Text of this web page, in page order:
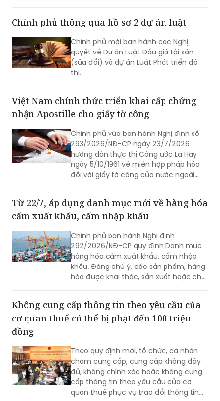
Chính phủ mới ban hành các Nghị
quyết về Dự án Luật Đấu giá tài sản
(sửa đổi) và dự án Luật Phát triển đô
thị.
Việt Nam chính thức triển khai cấp chứng
Chính phủ vừa ban hành Nghị định số
293/2026/NĐ-CP ngày 23/7/2026
hướng dẫn thực thi Công ước La Hay
ngày 5/10/1961 về miễn hợp pháp hóa
đối với giấy tờ công của nước ngoài
(Công ước Apostille).
Từ 22/7, áp dụng danh mục mới về hàng hóa
Chính phủ ban hành Nghị định
292/2026/NĐ-CP quy định Danh mục
hàng hóa cấm xuất khẩu, cấm nhập
khẩu. Đáng chú ý, các sản phẩm, hàng
hóa được khai thác, sản xuất hoặc chế
tạo toàn bộ hay một phần bằng lao
động cưỡng bức thuộc diện cấm nhập
khẩu vào Việt Nam.
Không cung cấp thông tin theo yêu cầu của
đồng
Theo quy định mới, tổ chức, cá nhân
đủ, không chính xác hoặc không cung
cấp thông tin theo yêu cầu của cơ
quan thuế phục vụ trao đổi thông tin
về thuế có thể bị phạt từ 10 đến 100
triệu đồng.
Đề xuất hỗ trợ đến 150% mức lương cơ sở